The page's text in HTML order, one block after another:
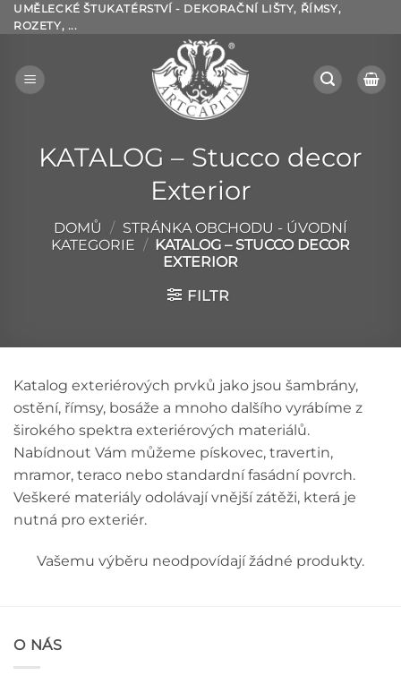
Přeskočit
na
UMĚLECKÉ ŠTUKATÉRSTVÍ - DEKORAČNÍ LIŠTY, ŘÍMSY,
ROZETY, ...
KATALOG – Stucco decor
Exterior
DOMŮ / STRÁNKA OBCHODU - ÚVODNÍ
KATEGORIE /
KATALOG – STUCCO DECOR
EXTERIOR
FILTR
Katalog exteriérových prvků jako jsou šambrány,
ostění, římsy, bosáže a mnoho dalšího vyrábíme z
širokého spektra exteriérových materiálů.
Nabídnout Vám můžeme pískovec, travertin,
mramor, teraco nebo standardní fasádní povrch.
Veškeré materiály odolávají vnější zátěži, která je
nutná pro exteriér.
Vašemu výběru neodpovídají žádné produkty.
O NÁS